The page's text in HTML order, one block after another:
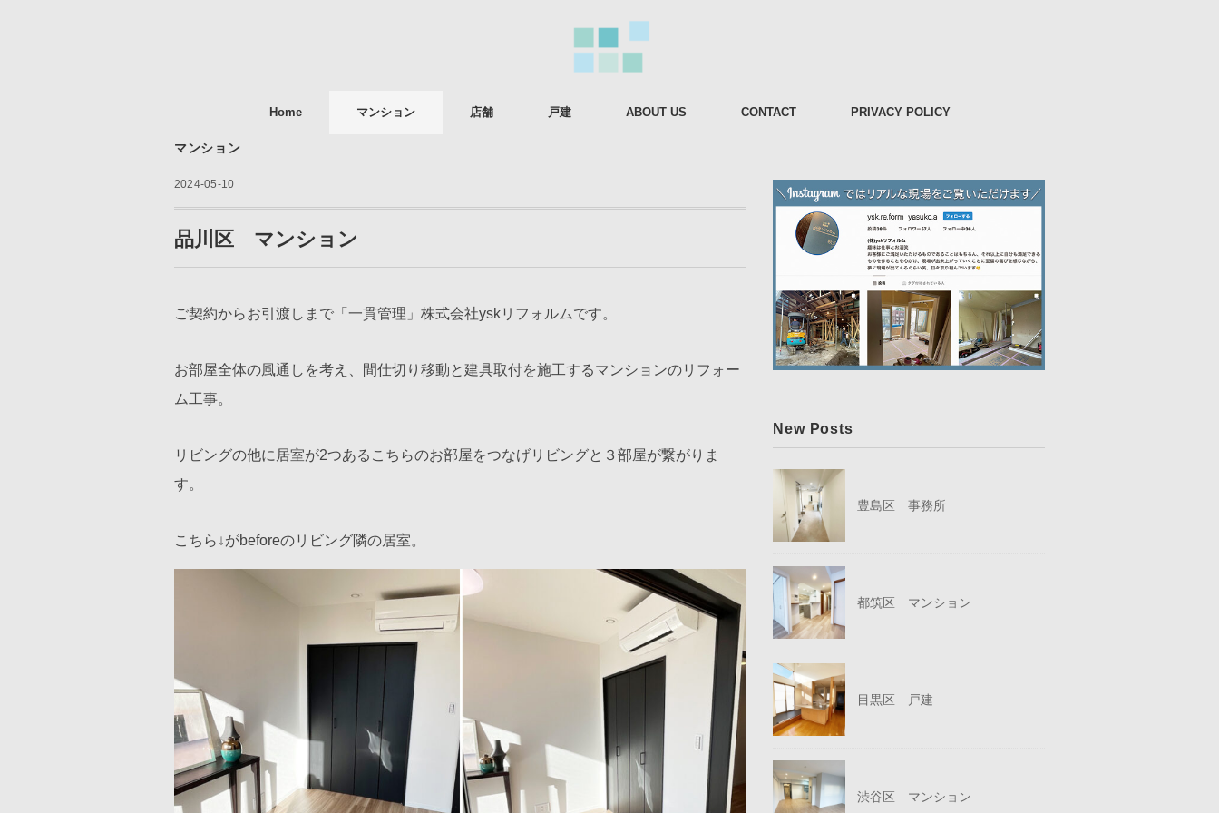
Home マンション 店舗 戸建 ABOUT US CONTACT PRIVACY POLICY
マンション
2024-05-10
品川区 マンション
ご契約からお引渡しまで「一貫管理」株式会社yskリフォルムです。
お部屋全体の風通しを考え、間仕切り移動と建具取付を施工するマンションのリフォー
ム工事。
リビングの他に居室が2つあるこちらのお部屋をつなげリビングと３部屋が繋がりま
す。
こちら↓がbeforeのリビング隣の居室。
New Posts
豊島区 事務所
都筑区 マンション
目黒区 戸建
渋谷区 マンション